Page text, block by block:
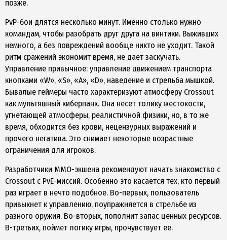
позже.
PvP-бои длятся несколько минут. Именно столько нужно
командам, чтобы разобрать друг друга на винтики. Выживших
немного, а без повреждений вообще никто не уходит. Такой
ритм сражений экономит время, не дает заскучать.
Управление привычное: управление движением транспорта
кнопками «W», «S», «A», «D», наведение и стрельба мышкой.
Бывалые геймеры часто характеризуют атмосферу Crossout
как мультяшный киберпанк. Она несет толику жестокости,
угнетающей атмосферы, реалистичной физики, но, в то же
время, обходится без крови, нецензурных выражений и
прочего негатива. Это снимает некоторые возрастные
ограничения для игроков.
Разработчики MMO-экшена рекомендуют начать знакомство с
Crossout с PvE-миссий. Особенно это касается тех, кто первый
раз играет в нечто подобное. Во-первых, пользователь
привыкнет к управлению, поупражняется в стрельбе из
разного оружия. Во-вторых, пополнит запас ценных ресурсов.
В-третьих, поймет логику игры, прочувствует ее.